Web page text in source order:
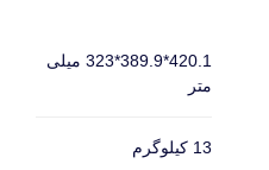
420.1*389.9*323 میلی
متر
13 کیلوگرم